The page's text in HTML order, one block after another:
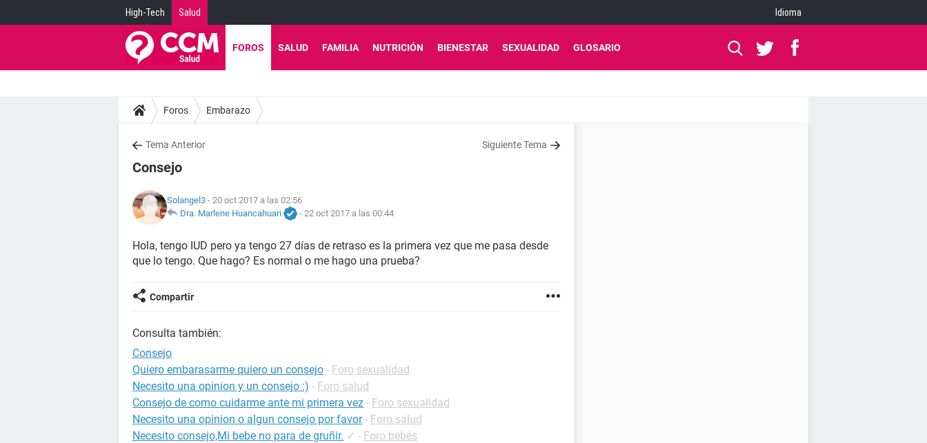
High-Tech Salud Idioma
FOROS SALUD FAMILIA NUTRICIÓN BIENESTAR SEXUALIDAD GLOSARIO
Foros Embarazo
Tema Anterior Siguiente Tema
Consejo
Solangel3 - 20 oct 2017 a las 02:56
Dra. Marlene Huancahuari
- 22 oct 2017 a las 00:44
Hola, tengo IUD pero ya tengo 27 días de retraso es la primera vez que me pasa desde
que lo tengo. Que hago? Es normal o me hago una prueba?
Compartir
Consulta también:
Consejo
Quiero embarasarme quiero un consejo - Foro sexualidad
Necesito una opinion y un consejo :) - Foro salud
Consejo de como cuidarme ante mi primera vez - Foro sexualidad
Necesito una opinion o algun consejo por favor - Foro salud
Necesito consejo,Mi bebe no para de gruñir. ✓ - Foro bebés